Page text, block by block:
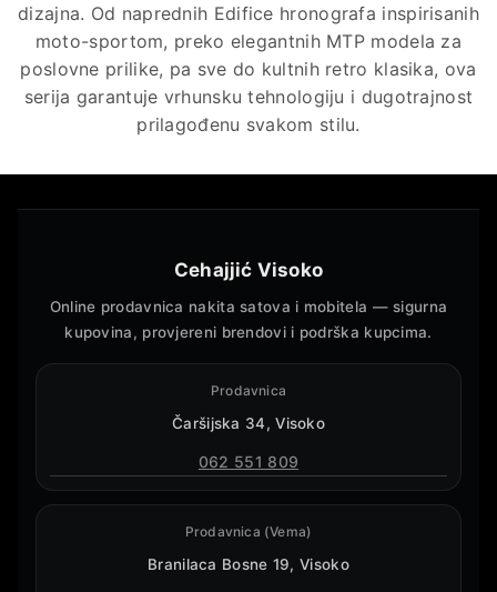
dizajna. Od naprednih Edifice hronografa inspirisanih
moto-sportom, preko elegantnih MTP modela za
poslovne prilike, pa sve do kultnih retro klasika, ova
serija garantuje vrhunsku tehnologiju i dugotrajnost
prilagođenu svakom stilu.
Cehajjić Visoko
Online prodavnica nakita satova i mobitela — sigurna
kupovina, provjereni brendovi i podrška kupcima.
Prodavnica
Čaršijska 34, Visoko
062 551 809
Prodavnica (Vema)
Branilaca Bosne 19, Visoko